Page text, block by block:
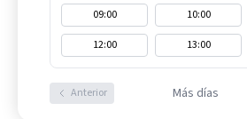
09:00 10:00
12:00
13:00
Anterior Más días